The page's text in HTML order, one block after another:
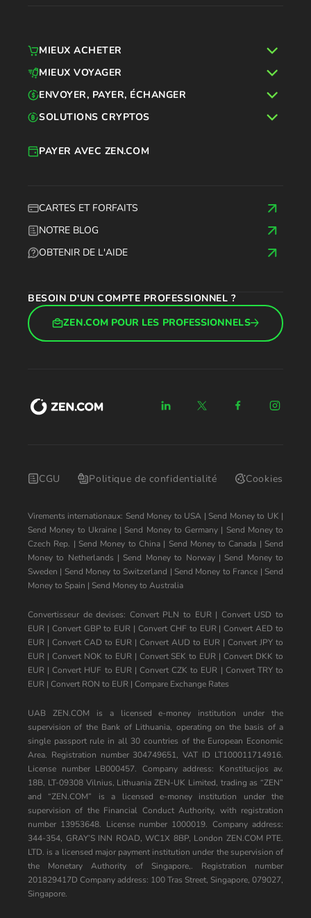
CARTES ET FORFAITS
NOTRE BLOG
OBTENIR DE L'AIDE
PAYER AVEC ZEN.COM
BESOIN D'UN COMPTE PROFESSIONNEL ?
ZEN.COM POUR LES PROFESSIONNELS
MIEUX ACHETER
MIEUX VOYAGER
ENVOYER, PAYER, ÉCHANGER
SOLUTIONS CRYPTOS
CGU Politique de confidentialité Cookies
Virements internationaux: Send Money to USA | Send Money to UK |
Send Money to Ukraine| Send Money to Germany | Send Money to
Czech Rep. | Send Money to China| Send Money to Canada | Send
Money to Netherlands | Send Money to Norway| Send Money to
Sweden | Send Money to Switzerland | Send Money to France | Send
Money to Spain | Send Money to Australia
Convertisseur de devises: Convert PLN to EUR| Convert USD to
EUR | Convert GBP to EUR |Convert CHF to EUR|Convert AED to
EUR | Convert CAD to EUR | Convert AUD to EUR | Convert JPY to
EUR | Convert NOK to EUR| Convert SEK to EUR |Convert DKK to
EUR |Convert HUF to EUR|Convert CZK to EUR | Convert TRY to
EUR | Convert RON to EUR | Compare Exchange Rates
UAB ZEN.COM is a licensed e-money institution under the
supervision of the Bank of Lithuania, operating on the basis of a
single passport rule in all 30 countries of the European Economic
Area. Registration number 304749651, VAT ID LT100011714916.
License number LB000457. Company address: Konstitucijos av.
18B, LT-09308 Vilnius, Lithuania ZEN-UK Limited, trading as “ZEN”
and “ZEN.COM” is a licensed e-money institution under the
supervision of the Financial Conduct Authority, with registration
number 13953648. License number 1000019. Company address:
344-354, GRAY’S INN ROAD, WC1X 8BP, London ZEN.COM PTE.
LTD. is a licensed major payment institution under the supervision of
the Monetary Authority of Singapore,. Registration number
201829417D Company address: 100 Tras Street, Singapore, 079027,
Singapore.